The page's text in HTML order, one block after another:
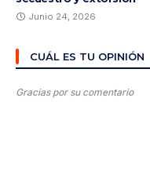
Junio 24, 2026
CUÁL ES TU OPINIÓN
Gracias por su comentario